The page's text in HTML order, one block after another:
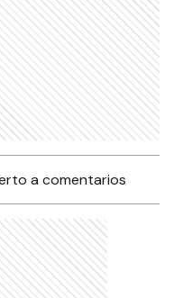
a comentarios